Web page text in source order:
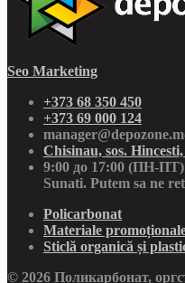
Seo Marketing
+373 68 350 450
+373 69 000 124
Chisinau, sos. Hincesti,
9:00 до 17:00 (ПН-ПТ)
Sunati. Putem sa ne
Policarbonat
Materiale
Sticlă organică și
© 2026 Поликарбонат,